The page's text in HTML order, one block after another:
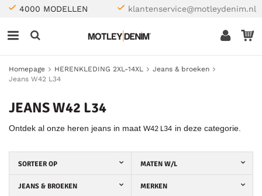
4000 MODELLEN klantenservice@motleydenim.nl
Homepage HERENKLEDING 2XL-14XL
Jeans & broeken
Jeans W42 L34
JEANS W42 L34
Ontdek al onze heren jeans in maat W42 L34 in deze categorie.
SORTEER OP MATEN W/L
JEANS & BROEKEN MERKEN